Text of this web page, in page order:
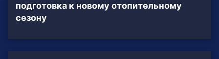
подготовка к новому отопительному
сезону